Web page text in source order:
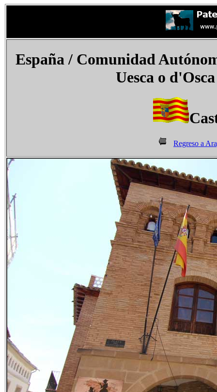
España/ Comunidad
Uesca o d'Osca
Regreso a